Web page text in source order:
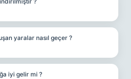
yaralar nasıl geçer ?
iyi gelir mi ?